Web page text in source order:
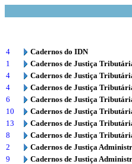
4
Cadernos do IDN
1
Cadernos de Justiça
4
Cadernos de Justiça
4
Cadernos de Justiça
6
Cadernos de Justiça
10
Cadernos de Justiça
13
Cadernos de Justiça
8
Cadernos de Justiça
2
Cadernos de Justiça
9
Cadernos de Justiça